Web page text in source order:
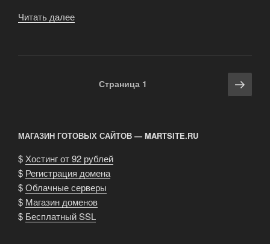
Читать далее
Страница 1
МАГАЗИН ГОТОВЫХ САЙТОВ — MARTSITE.RU
$ Хостинг от 92 рублей
$ Регистрация домена
$Облачные серверы
$ Магазин доменов
$ Бесплатный SSL